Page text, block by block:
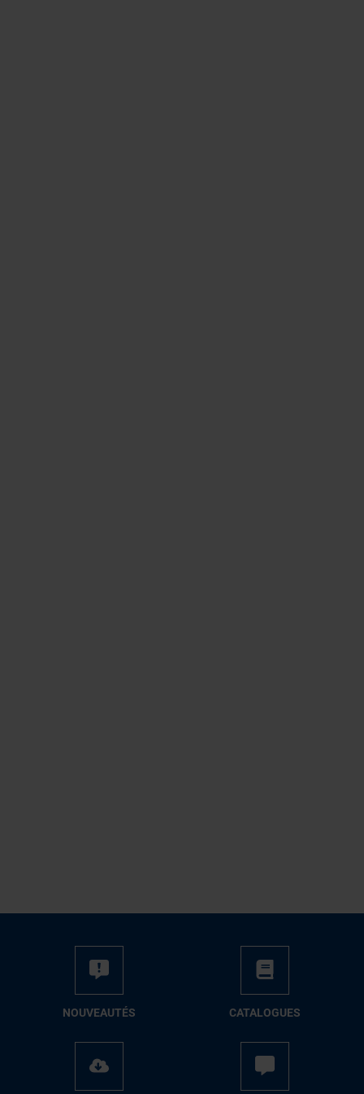
NOUVEAUTÉS CATALOGUES